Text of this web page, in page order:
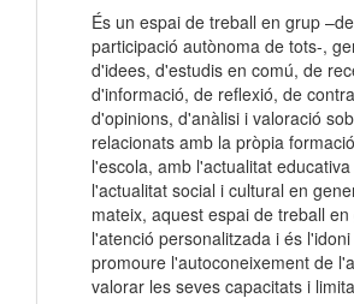
És un espai de treball en grup
participació autònoma de tots-,
d'idees, d'estudis en comú, de
d'informació, de reflexió, de
d'opinions, d'anàlisi i valoració
relacionats amb la pròpia
l'escola, amb l'actualitat
l'actualitat social i cultural en
mateix, aquest espai de treball
l'atenció personalitzada i és
promoure l'autoconeixement de
valorar les seves capacitats i